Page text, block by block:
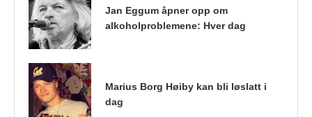
Jan Eggum åpner opp om
alkoholproblemene: Hver dag
Marius Borg Høiby kan bli løslatt i
dag